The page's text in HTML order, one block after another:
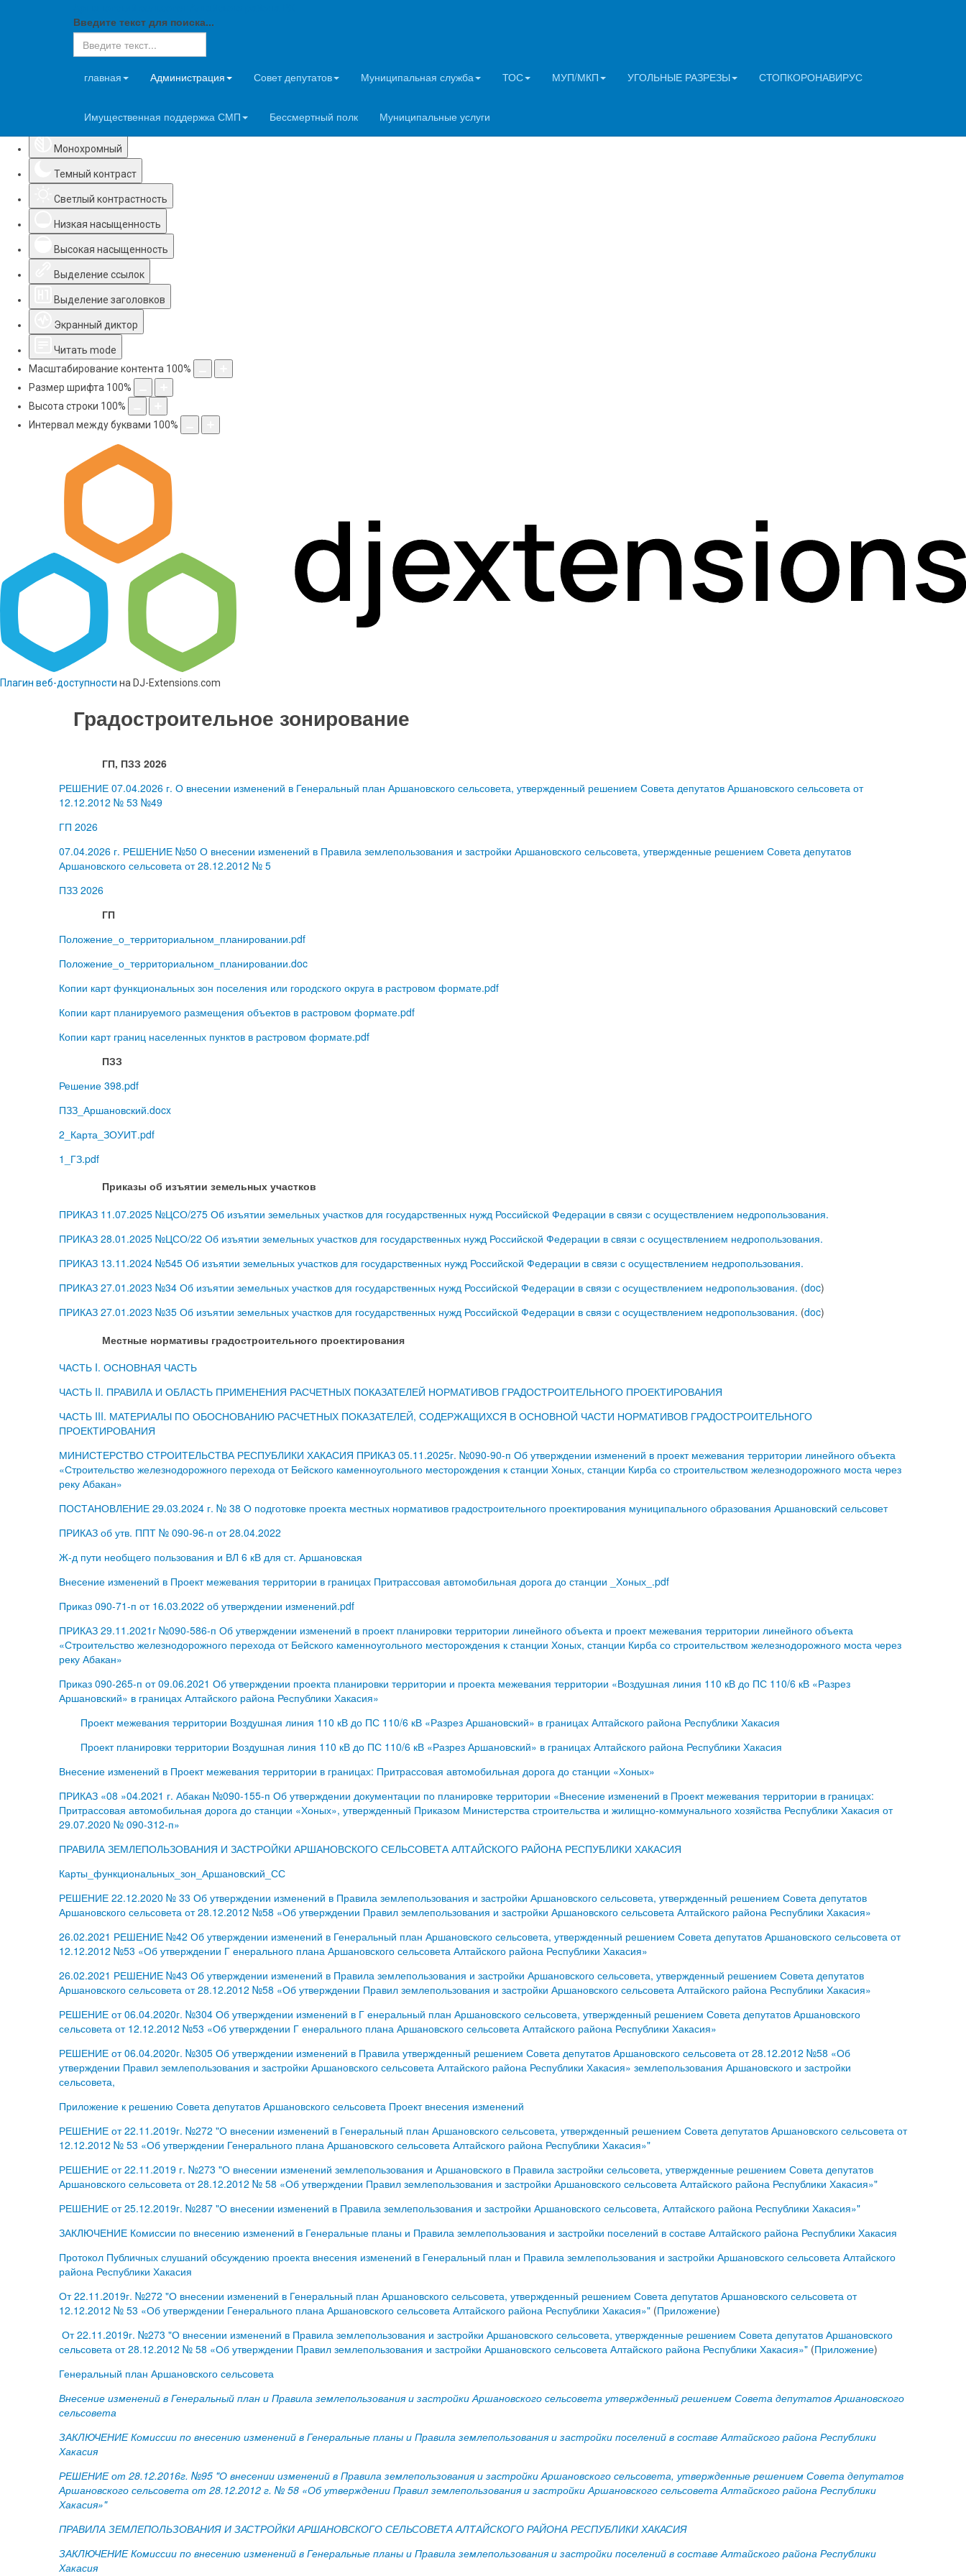
Инструменты доступности
Инвертировать цвета
Монохромный
Темный контраст
Светлый контрастность
Низкая насыщенность
Высокая насыщенность
Выделение ссылок
Выделение заголовков
Экранный диктор
Читать mode
Масштабирование контента 100%
Размер шрифта 100%
Высота строки 100%
Интервал между буквами 100%
Плагин веб-доступности на DJ-Extensions.com
Введите текст для поиска...
главная Администрация Совет депутатов Муниципальная служба ТОС МУП/МКП УГОЛЬНЫЕ РАЗРЕЗЫ СТОПКОРОНАВИРУС
Имущественная поддержка СМП Бессмертный полк Муниципальные услуги
Градостроительное зонирование
ГП, ПЗЗ 2026
РЕШЕНИЕ 07.04.2026 г. О внесении изменений в Генеральный план Аршановского сельсовета, утвержденный решением Совета депутатов Аршановского сельсовета от
12.12.2012 № 53 №49
ГП 2026
07.04.2026 г. РЕШЕНИЕ №50 О внесении изменений в Правила землепользования и застройки Аршановского сельсовета, утвержденные решением Совета депутатов
Аршановского сельсовета от 28.12.2012 № 5
ПЗЗ 2026
ГП
Положение_о_территориальном_планировании.pdf
Положение_о_территориальном_планировании.doc
Копии карт функциональных зон поселения или городского округа в растровом формате.pdf
Копии карт планируемого размещения объектов в растровом формате.pdf
Копии карт границ населенных пунктов в растровом формате.pdf
ПЗЗ
Решение 398.pdf
ПЗЗ_Аршановский.docx
2_Карта_ЗОУИТ.pdf
1_ГЗ.pdf
Приказы об изъятии земельных участков
ПРИКАЗ 11.07.2025 №ЦСО/275 Об изъятии земельных участков для государственных нужд Российской Федерации в связи с осуществлением недропользования.
ПРИКАЗ 28.01.2025 №ЦСО/22 Об изъятии земельных участков для государственных нужд Российской Федерации в связи с осуществлением недропользования.
ПРИКАЗ 13.11.2024 №545 Об изъятии земельных участков для государственных нужд Российской Федерации в связи с осуществлением недропользования.
ПРИКАЗ 27.01.2023 №34 Об изъятии земельных участков для государственных нужд Российской Федерации в связи с осуществлением недропользования. (doc)
ПРИКАЗ 27.01.2023 №35 Об изъятии земельных участков для государственных нужд Российской Федерации в связи с осуществлением недропользования. (doc)
Местные нормативы градостроительного проектирования
ЧАСТЬ I. ОСНОВНАЯ ЧАСТЬ
ЧАСТЬ II. ПРАВИЛА И ОБЛАСТЬ ПРИМЕНЕНИЯ РАСЧЕТНЫХ ПОКАЗАТЕЛЕЙ НОРМАТИВОВ ГРАДОСТРОИТЕЛЬНОГО ПРОЕКТИРОВАНИЯ
ЧАСТЬ III. МАТЕРИАЛЫ ПО ОБОСНОВАНИЮ РАСЧЕТНЫХ ПОКАЗАТЕЛЕЙ, СОДЕРЖАЩИХСЯ В ОСНОВНОЙ ЧАСТИ НОРМАТИВОВ ГРАДОСТРОИТЕЛЬНОГО
ПРОЕКТИРОВАНИЯ
МИНИСТЕРСТВО СТРОИТЕЛЬСТВА РЕСПУБЛИКИ ХАКАСИЯ ПРИКАЗ 05.11.2025г. №090-90-п Об утверждении изменений в проект межевания территории линейного объекта
«Строительство железнодорожного перехода от Бейского каменноугольного месторождения к станции Хоных, станции Кирба со строительством железнодорожного моста через
реку Абакан»
ПОСТАНОВЛЕНИЕ 29.03.2024 г. № 38 О подготовке проекта местных нормативов градостроительного проектирования муниципального образования Аршановский сельсовет
ПРИКАЗ об утв. ППТ № 090-96-п от 28.04.2022
Ж-д пути необщего пользования и ВЛ 6 кВ для ст. Аршановская
Внесение изменений в Проект межевания территории в границах Притрассовая автомобильная дорога до станции _Хоных_.pdf
Приказ 090-71-п от 16.03.2022 об утверждении изменений.pdf
ПРИКАЗ 29.11.2021г №090-586-п Об утверждении изменений в проект планировки территории линейного объекта и проект межевания территории линейного объекта
«Строительство железнодорожного перехода от Бейского каменноугольного месторождения к станции Хоных, станции Кирба со строительством железнодорожного моста через
реку Абакан»
Приказ 090-265-п от 09.06.2021 Об утверждении проекта планировки территории и проекта межевания территории «Воздушная линия 110 кВ до ПС 110/6 кВ «Разрез
Аршановский» в границах Алтайского района Республики Хакасия»
Проект межевания территории Воздушная линия 110 кВ до ПС 110/6 кВ «Разрез Аршановский» в границах Алтайского района Республики Хакасия
Проект планировки территории Воздушная линия 110 кВ до ПС 110/6 кВ «Разрез Аршановский» в границах Алтайского района Республики Хакасия
Внесение изменений в Проект межевания территории в границах: Притрассовая автомобильная дорога до станции «Хоных»
ПРИКАЗ «08 »04.2021 г. Абакан №090-155-п Об утверждении документации по планировке территории «Внесение изменений в Проект межевания территории в границах:
Притрассовая автомобильная дорога до станции «Хоных», утвержденный Приказом Министерства строительства и жилищно-коммунального хозяйства Республики Хакасия от
29.07.2020 № 090-312-п»
ПРАВИЛА ЗЕМЛЕПОЛЬЗОВАНИЯ И ЗАСТРОЙКИ АРШАНОВСКОГО СЕЛЬСОВЕТА АЛТАЙСКОГО РАЙОНА РЕСПУБЛИКИ ХАКАСИЯ
Карты_функциональных_зон_Аршановский_СС
РЕШЕНИЕ 22.12.2020 № 33 Об утверждении изменений в Правила землепользования и застройки Аршановского сельсовета, утвержденный решением Совета депутатов
Аршановского сельсовета от 28.12.2012 №58 «Об утверждении Правил землепользования и застройки Аршановского сельсовета Алтайского района Республики Хакасия»
26.02.2021 РЕШЕНИЕ №42 Об утверждении изменений в Генеральный план Аршановского сельсовета, утвержденный решением Совета депутатов Аршановского сельсовета от
12.12.2012 №53 «Об утверждении Г енерального плана Аршановского сельсовета Алтайского района Республики Хакасия»
26.02.2021 РЕШЕНИЕ №43 Об утверждении изменений в Правила землепользования и застройки Аршановского сельсовета, утвержденный решением Совета депутатов
Аршановского сельсовета от 28.12.2012 №58 «Об утверждении Правил землепользования и застройки Аршановского сельсовета Алтайского района Республики Хакасия»
РЕШЕНИЕ от 06.04.2020г. №304 Об утверждении изменений в Г енеральный план Аршановского сельсовета, утвержденный решением Совета депутатов Аршановского
сельсовета от 12.12.2012 №53 «Об утверждении Г енерального плана Аршановского сельсовета Алтайского района Республики Хакасия»
РЕШЕНИЕ от 06.04.2020г. №305 Об утверждении изменений в Правила утвержденный решением Совета депутатов Аршановского сельсовета от 28.12.2012 №58 «Об
утверждении Правил землепользования и застройки Аршановского сельсовета Алтайского района Республики Хакасия» землепользования Аршановского и застройки
сельсовета,
Приложение к решению Совета депутатов Аршановского сельсовета Проект внесения изменений
РЕШЕНИЕ от 22.11.2019г. №272 "О внесении изменений в Генеральный план Аршановского сельсовета, утвержденный решением Совета депутатов Аршановского сельсовета от
12.12.2012 № 53 «Об утверждении Генерального плана Аршановского сельсовета Алтайского района Республики Хакасия»"
РЕШЕНИЕ от 22.11.2019 г. №273 "О внесении изменений землепользования и Аршановского в Правила застройки сельсовета, утвержденные решением Совета депутатов
Аршановского сельсовета от 28.12.2012 № 58 «Об утверждении Правил землепользования и застройки Аршановского сельсовета Алтайского района Республики Хакасия»"
РЕШЕНИЕ от 25.12.2019г. №287 "О внесении изменений в Правила землепользования и застройки Аршановского сельсовета, Алтайского района Республики Хакасия»"
ЗАКЛЮЧЕНИЕ Комиссии по внесению изменений в Генеральные планы и Правила землепользования и застройки поселений в составе Алтайского района Республики Хакасия
Протокол Публичных слушаний обсуждению проекта внесения изменений в Генеральный план и Правила землепользования и застройки Аршановского сельсовета Алтайского
района Республики Хакасия
От 22.11.2019г. №272 "О внесении изменений в Генеральный план Аршановского сельсовета, утвержденный решением Совета депутатов Аршановского сельсовета от
12.12.2012 № 53 «Об утверждении Генерального плана Аршановского сельсовета Алтайского района Республики Хакасия»" (Приложение)
От 22.11.2019г. №273 "О внесении изменений в Правила землепользования и застройки Аршановского сельсовета, утвержденные решением Совета депутатов Аршановского
сельсовета от 28.12.2012 № 58 «Об утверждении Правил землепользования и застройки Аршановского сельсовета Алтайского района Республики Хакасия»" (Приложение)
Генеральный план Аршановского сельсовета
Внесение изменений в Генеральный план и Правила землепользования и застройки Аршановского сельсовета утвержденный решением Совета депутатов Аршановского
сельсовета
ЗАКЛЮЧЕНИЕ Комиссии по внесению изменений в Генеральные планы и Правила землепользования и застройки поселений в составе Алтайского района Республики
Хакасия
РЕШЕНИЕ от 28.12.2016г. №95 "О внесении изменений в Правила землепользования и застройки Аршановского сельсовета, утвержденные решением Совета депутатов
Аршановского сельсовета от 28.12.2012 г. № 58 «Об утверждении Правил землепользования и застройки Аршановского сельсовета Алтайского района Республики
Хакасия»"
ПРАВИЛА ЗЕМЛЕПОЛЬЗОВАНИЯ И ЗАСТРОЙКИ АРШАНОВСКОГО СЕЛЬСОВЕТА АЛТАЙСКОГО РАЙОНА РЕСПУБЛИКИ ХАКАСИЯ
ЗАКЛЮЧЕНИЕ Комиссии по внесению изменений в Генеральные планы и Правила землепользования и застройки поселений в составе Алтайского района Республики
Хакасия